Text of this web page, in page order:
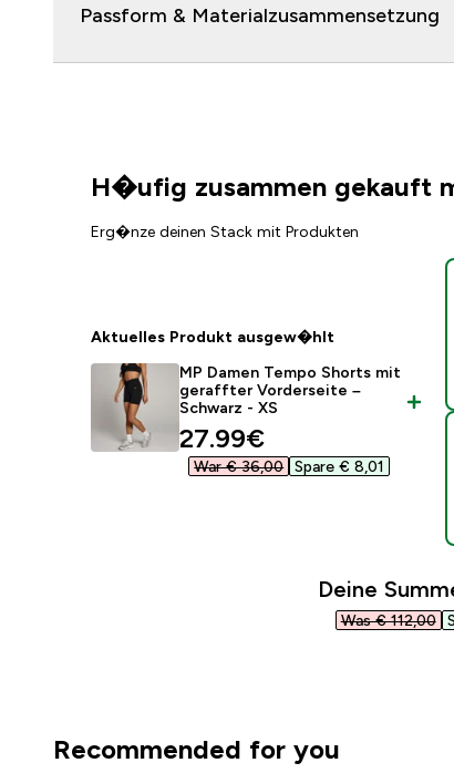
Passform & Materialzusammensetzung
H�ufig zusammen gekauft
Erg�nze deinen Stack mit Produkten
Aktuelles Produkt ausgew�hlt
MP Damen Tempo Shorts mit
geraffter Vorderseite –
Schwarz - XS
discounted price
27.99€‎
War € 36,00‎ Spare € 8,01‎
Deine
Was € 112,00‎
Recommended for you